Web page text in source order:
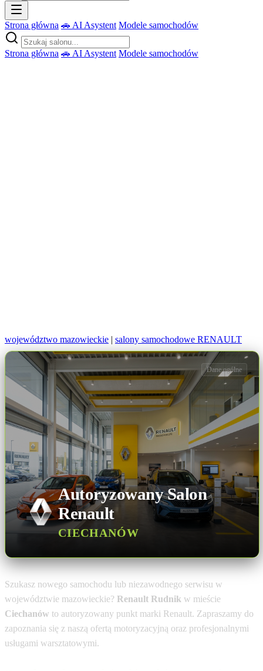
Strona główna 🚗 AI Asystent Modele samochodów
Strona główna 🚗 AI Asystent Modele samochodów
województwo mazowieckie | salony samochodowe RENAULT
Autoryzowany Salon
Renault
CIECHANÓW
Dane ogólne
Szukasz nowego samochodu lub niezawodnego serwisu w
województwie mazowieckie? Renault Rudnik w mieście
Ciechanów to autoryzowany punkt marki Renault. Zapraszamy do
zapoznania się z naszą ofertą motoryzacyjną oraz profesjonalnymi
usługami warsztatowymi.